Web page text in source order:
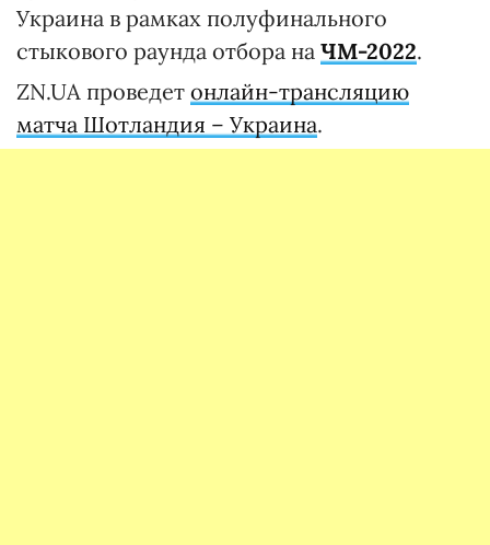
Украина в рамках полуфинального
стыкового раунда отбора на ЧМ-2022.
ZN.UA проведет онлайн-трансляцию
матча Шотландия – Украина.